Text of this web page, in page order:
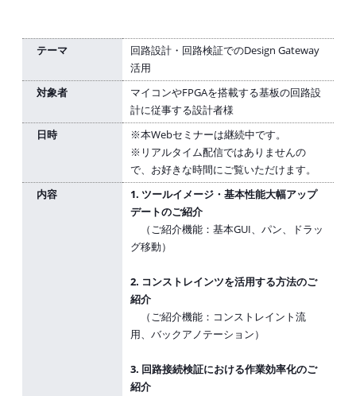
テーマ
回路設計・回路検証でのDesign Gateway
活用
対象者
マイコンやFPGAを搭載する基板の回路設
計に従事する設計者様
日時
※本Webセミナーは継続中です。
※リアルタイム配信ではありませんの
で、お好きな時間にご覧いただけます。
内容
1. ツールイメージ・基本性能大幅アップ
デートのご紹介
（ご紹介機能：基本GUI、パン、ドラッ
グ移動）
2. コンストレインツを活用する方法のご
紹介
（ご紹介機能：コンストレイント流
用、バックアノテーション）
3. 回路接続検証における作業効率化のご
紹介